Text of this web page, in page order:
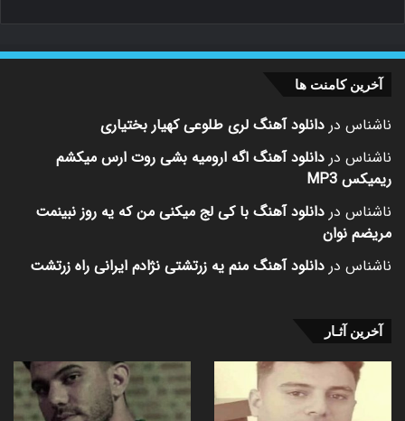
آخرین کامنت ها
ناشناس در دانلود آهنگ لری طلوعی کهیار بختیاری
ناشناس در دانلود آهنگ اگه ارومیه بشی روت ارس میکشم
ریمیکس MP3
ناشناس در دانلود آهنگ با کی لج میکنی من که یه روز نبینمت
مریضم نوان
ناشناس در دانلود آهنگ منم یه زرتشتی نژادم ایرانی راه زرتشت
آخرین آثـار